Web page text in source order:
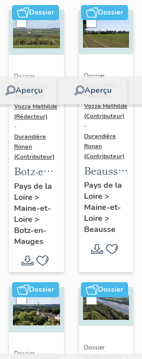
Dossier
Aperçu
Dossier
IA49011000 |
Réalisé par
Vozza Mathilde
(Rédacteur)
-
Durandière
Ronan
(Contributeur)
Botz-en-
Mauges :
présentation
de la
commune
Pays de la
Loire >
Maine-et-
Loire >
Botz-en-
Mauges
Dossier
Aperçu
Dossier
IA49010999 |
Réalisé par
Vozza Mathilde
(Contributeur)
-
Durandière
Ronan
(Contributeur)
Beausse :
de la
commune
Pays de la
Loire >
Maine-et-
Loire >
Beausse
Dossier
Dossier
Dossier
Dossier